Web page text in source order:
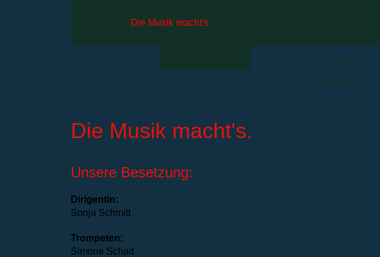
Die Musik macht's
Startseite Musiker in Ausbildung
Gästebuch
Die Musik macht's.
Unsere Besetzung:
Dirigentin:
Sonja Schmitt
Trompeten:
Simone Schad